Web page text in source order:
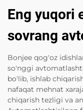
Eng yuqori
sovrang
Bonjee qog'oz
so'nggi
bo'lib, ishlab
nafaqat mehnat
chiqarish tezligi va